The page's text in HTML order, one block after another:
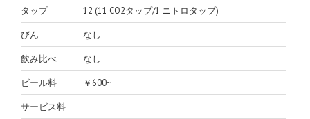
タップ 12 (11 CO2タップ/1 ニトロタップ)
びん なし
飲み比べ なし
ビール料 ￥600~
サービス料